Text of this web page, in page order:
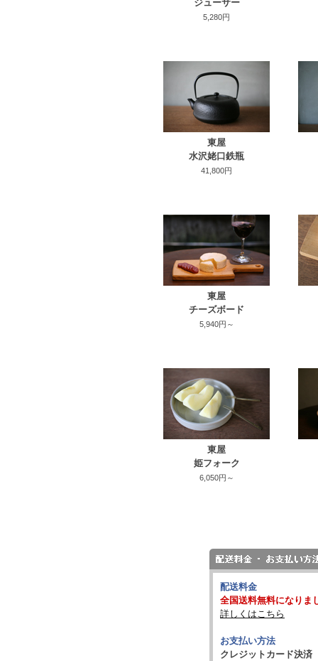
ジューサー
5,280円
東屋
水沢姥口鉄瓶
41,800円
東屋
チーズボード
5,940円～
東屋
姫フォーク
6,050円～
配送料金
全国送料無料になりま
詳しくはこちら
お支払い方法
クレジットカード決済